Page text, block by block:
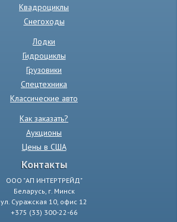
Квадроциклы
Снегоходы
Лодки
Гидроциклы
Грузовики
Спецтехника
Классические авто
Как заказать?
Аукционы
Цены в США
Контакты
ООО "АП ИНТЕРТРЕЙД"
Беларусь, г. Минск
ул. Суражская 10, офис 12
+375 (33) 300-22-66